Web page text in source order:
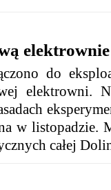
do
elektrowni.
w
całej